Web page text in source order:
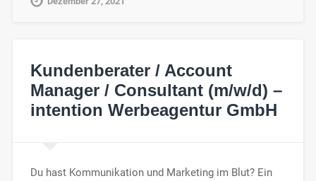
Kundenberater / Account
Manager / Consultant (m/w/d) –
intention Werbeagentur GmbH
Du hast Kommunikation und Marketing im Blut? Ein